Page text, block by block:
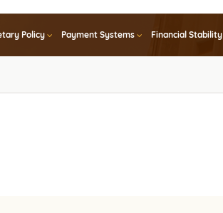
Policy Payment Systems Financial Stability